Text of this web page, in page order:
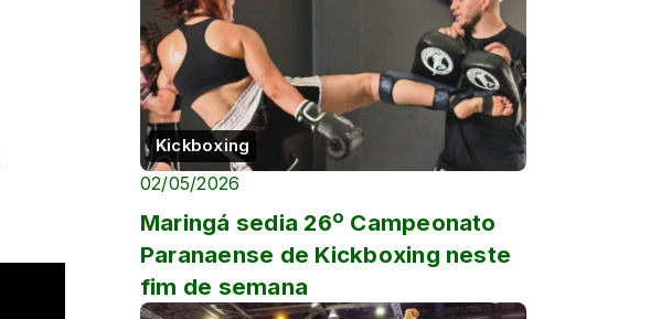
Kickboxing
02/05/2026
Maringá sedia 26º Campeonato
Paranaense de Kickboxing neste
fim de semana